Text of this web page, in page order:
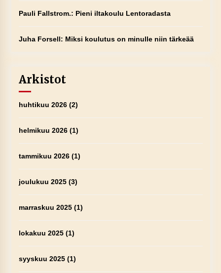
Pauli Fallstrom.: Pieni iltakoulu Lentoradasta
Juha Forsell: Miksi koulutus on minulle niin tärkeää
Arkistot
huhtikuu 2026(2)
helmikuu 2026(1)
tammikuu 2026(1)
joulukuu 2025(3)
marraskuu 2025(1)
lokakuu 2025(1)
syyskuu 2025(1)